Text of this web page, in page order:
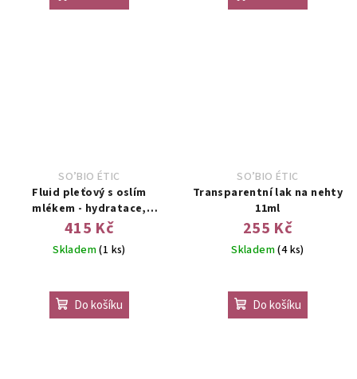
SO’BIO ÉTIC
Fluid pleťový s oslím
mlékem - hydratace,
probiotika
415 Kč
Skladem(1 ks)
Do košíku
SO’BIO ÉTIC
Transparentní lak na nehty
11ml
255 Kč
Skladem(4 ks)
Do košíku